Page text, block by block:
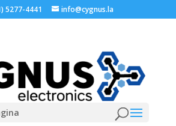
5277-4441 info@cygnus.la